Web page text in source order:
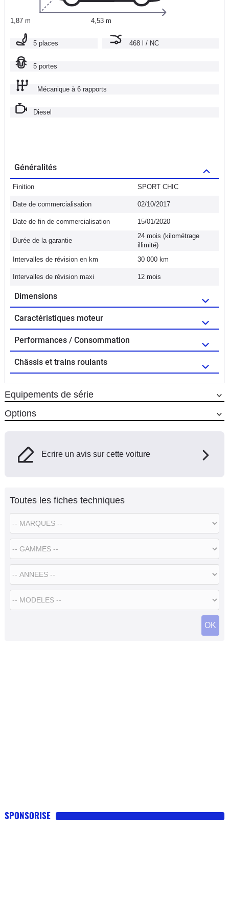
1,87 m 4,53 m
5 places 468 l / NC
5 portes
Mécanique à 6 rapports
Diesel
Généralités
Finition SPORT CHIC
Date de commercialisation 02/10/2017
Date de fin de commercialisation 15/01/2020
Durée de la garantie
24 mois (kilométrage
illimité)
Intervalles de révision en km
30 000 km
Intervalles de révision maxi 12 mois
Dimensions
Caractéristiques moteur
Performances / Consommation
Châssis et trains roulants
Equipements de série
Options
Ecrire un avis sur cette voiture
Toutes les fiches techniques
SPONSORISE